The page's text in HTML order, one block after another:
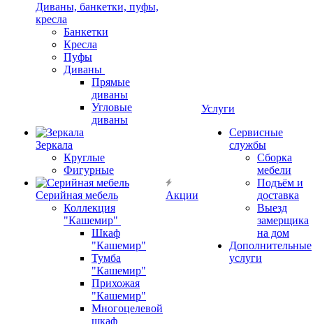
Диваны, банкетки, пуфы,
кресла
Банкетки
Кресла
Пуфы
Диваны
Прямые
диваны
Угловые
диваны
Зеркала
Круглые
Фигурные
Серийная мебель
Коллекция
"Кашемир"
Шкаф
"Кашемир"
Тумба
"Кашемир"
Прихожая
"Кашемир"
Многоцелевой
шкаф
Акции
Услуги
Сервисные
службы
Сборка
мебели
Подъём и
доставка
Выезд
замерщика
на дом
Дополнительные
услуги